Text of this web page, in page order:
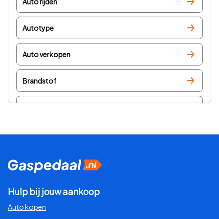
Autotype
Auto verkopen
Brandstof
Modelvergelijkingen
Over Gaspedaal
Tech en opties
Hulp bij jouw aankoop
Auto kopen